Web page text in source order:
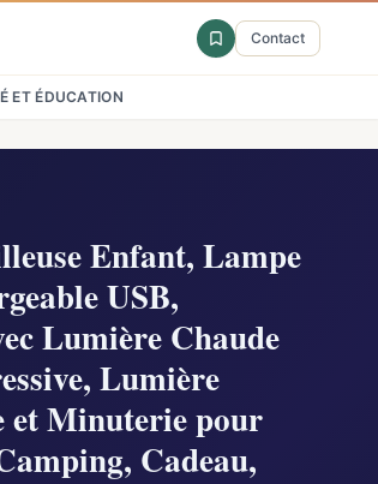
Contact
ET ÉDUCATION
Enfant, Lampe
USB,
Lumière Chaude
Lumière
et Minuterie pour
Cadeau,